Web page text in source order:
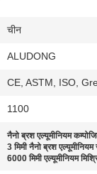
चीन
ALUDONG
CE, ASTM, ISO,
1100
नैनो ब्रश एल्यूमीनियम
3 मिमी नैनो ब्रश
6000 मिमी एल्यूमीनियम